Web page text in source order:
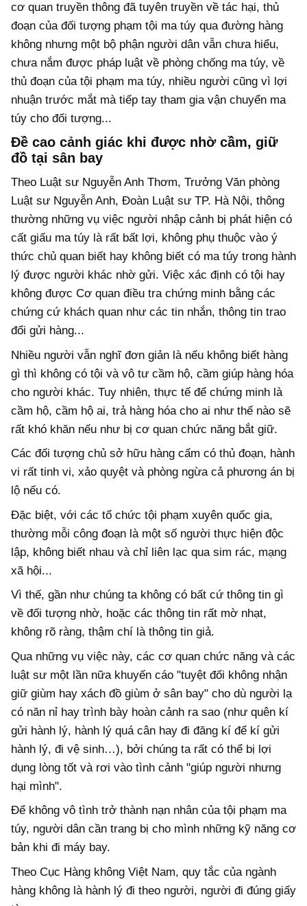
cơ quan truyền thông đã tuyên truyền về tác hại, thủ
đoạn của đối tượng phạm tội ma túy qua đường hàng
không nhưng một bộ phận người dân vẫn chưa hiểu,
chưa nắm được pháp luật về phòng chống ma túy, về
thủ đoạn của tội phạm ma túy, nhiều người cũng vì lợi
nhuận trước mắt mà tiếp tay tham gia vận chuyển ma
túy cho đối tượng...
Đề cao cảnh giác khi được nhờ cầm, giữ
đồ tại sân bay
Theo Luật sư Nguyễn Anh Thơm, Trưởng Văn phòng
Luật sư Nguyễn Anh, Đoàn Luật sư TP. Hà Nội, thông
thường những vụ việc người nhập cảnh bị phát hiện có
cất giấu ma túy là rất bất lợi, không phụ thuộc vào ý
thức chủ quan biết hay không biết có ma túy trong hành
lý được người khác nhờ gửi. Việc xác định có tội hay
không được Cơ quan điều tra chứng minh bằng các
chứng cứ khách quan như các tin nhắn, thông tin trao
đổi gửi hàng...
Nhiều người vẫn nghĩ đơn giản là nếu không biết hàng
gì thì không có tội và vô tư cầm hộ, cầm giúp hàng hóa
cho người khác. Tuy nhiên, thực tế để chứng minh là
cầm hộ, cầm hộ ai, trả hàng hóa cho ai như thế nào sẽ
rất khó khăn nếu như bị cơ quan chức năng bắt giữ.
Các đối tượng chủ sở hữu hàng cấm có thủ đoạn, hành
vi rất tinh vi, xảo quyệt và phòng ngừa cả phương án bị
lộ nếu có.
Đặc biệt, với các tổ chức tội phạm xuyên quốc gia,
thường mỗi công đoạn là một số người thực hiện độc
lập, không biết nhau và chỉ liên lạc qua sim rác, mạng
xã hội...
Vì thế, gần như chúng ta không có bất cứ thông tin gì
về đối tượng nhờ, hoặc các thông tin rất mờ nhạt,
không rõ ràng, thậm chí là thông tin giả.
Qua những vụ việc này, các cơ quan chức năng và các
luật sư một lần nữa khuyến cáo "tuyệt đối không nhận
giữ giùm hay xách đồ giùm ở sân bay" cho dù người lạ
có năn nỉ hay trình bày hoàn cảnh ra sao (như quên kí
gửi hành lý, hành lý quá cân hay đi đăng kí để kí gửi
hành lý, đi vệ sinh…), bởi chúng ta rất có thể bị lợi
dụng lòng tốt và rơi vào tình cảnh "giúp người nhưng
hại mình".
Để không vô tình trở thành nạn nhân của tội phạm ma
túy, người dân cần trang bị cho mình những kỹ năng cơ
bản khi đi máy bay.
Theo Cục Hàng không Việt Nam, quy tắc của ngành
hàng không là hành lý đi theo người, người đi đúng giấy